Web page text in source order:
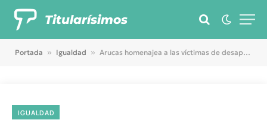
Titularísimos
Portada » Igualdad » Arucas homenajea a las víctimas de desapariciones forzadas en una jornada por la memoria y la paz
IGUALDAD